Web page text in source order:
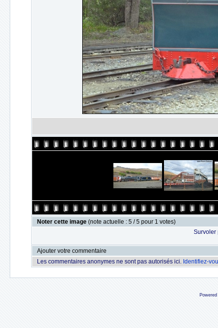
Noter cette image (note actuelle : 5 / 5 pour 1 votes)
Survoler
Ajouter votre commentaire
Les commentaires anonymes ne sont pas autorisés ici. Identifiez-